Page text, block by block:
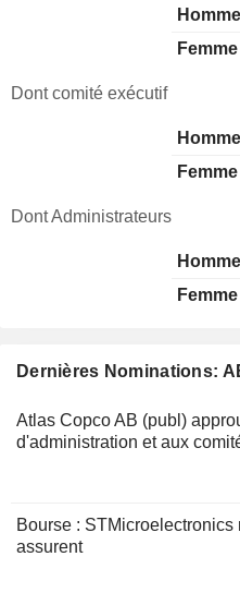
Dernières Nominations:
Atlas Copco AB (publ)
d'administration et aux
Bourse :
assurent
Homme
Femme
Dont comité exécutif
Homme
Femme
Dont Administrateurs
Homme
Femme